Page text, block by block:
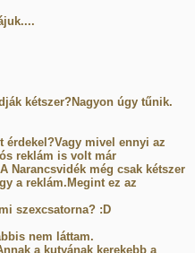
kétszer?Nagyon úgy tűnik.
érdekel?Vagy mivel ennyi az
reklám is volt már
Narancsvidék még csak kétszer
a reklám.Megint ez az
szexcsatorna? :D
nem láttam.
a kutyának kerekebb a